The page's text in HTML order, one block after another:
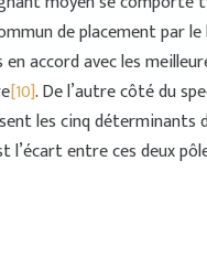
de placement par
accord avec les
[10]. De l’autre côté du
les cinq déterminants
l’écart entre ces deux